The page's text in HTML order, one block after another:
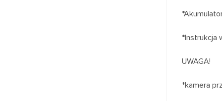
*Instrukcja
UWAGA!
*kamera